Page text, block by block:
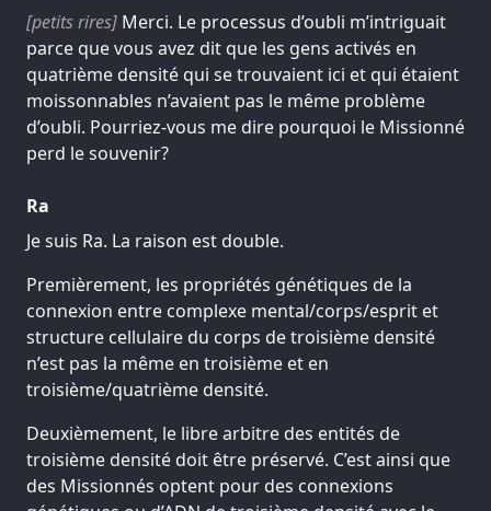
[petits rires] Merci. Le processus d’oubli m’intriguait
parce que vous avez dit que les gens activés en
quatrième densité qui se trouvaient ici et qui étaient
moissonnables n’avaient pas le même problème
d’oubli. Pourriez-vous me dire pourquoi le Missionné
perd le souvenir?
Ra
Je suis Ra. La raison est double.
Premièrement, les propriétés génétiques de la
connexion entre complexe mental/corps/esprit et
structure cellulaire du corps de troisième densité
n’est pas la même en troisième et en
troisième/quatrième densité.
Deuxièmement, le libre arbitre des entités de
troisième densité doit être préservé. C’est ainsi que
des Missionnés optent pour des connexions